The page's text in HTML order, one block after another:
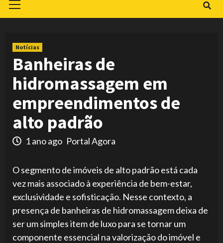
Menu
Notícias
Banheiras de
hidromassagem em
empreendimentos de
alto padrão
1 ano ago Portal Agora
O segmento de imóveis de alto padrão está cada
vez mais associado à experiência de bem-estar,
exclusividade e sofisticação. Nesse contexto, a
presença de banheiras de hidromassagem deixa de
ser um simples item de luxo para se tornar um
componente essencial na valorização do imóvel e